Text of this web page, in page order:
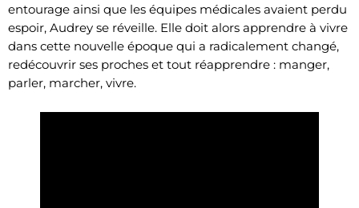
entourage ainsi que les équipes médicales avaient perdu
espoir, Audrey se réveille. Elle doit alors apprendre à vivre
dans cette nouvelle époque qui a radicalement changé,
redécouvrir ses proches et tout réapprendre : manger,
parler, marcher, vivre.